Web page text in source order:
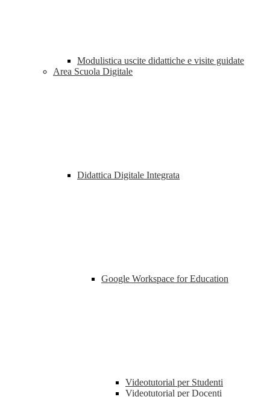
Modulistica uscite didattiche e visite guidate
Area Scuola Digitale
Didattica Digitale Integrata
Google Workspace for Education
Videotutorial per Studenti
Videotutorial per Docenti